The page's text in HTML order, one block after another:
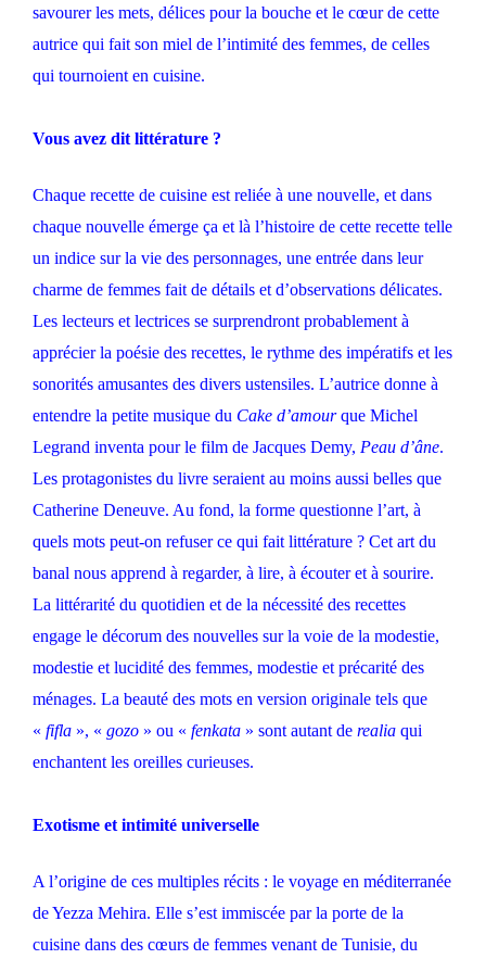
savourer les mets, délices pour la bouche et le cœur de cette
autrice qui fait son miel de l’intimité des femmes, de celles
qui tournoient en cuisine.
Vous avez dit littérature ?
Chaque recette de cuisine est reliée à une nouvelle, et dans
chaque nouvelle émerge ça et là l’histoire de cette recette telle
un indice sur la vie des personnages, une entrée dans leur
charme de femmes fait de détails et d’observations délicates.
Les lecteurs et lectrices se surprendront probablement à
apprécier la poésie des recettes, le rythme des impératifs et les
sonorités amusantes des divers ustensiles. L’autrice donne à
entendre la petite musique du Cake d’amourque Michel
Legrand inventa pour le film de Jacques Demy, Peau d’âne.
Les protagonistes du livre seraient au moins aussi belles que
Catherine Deneuve. Au fond, la forme questionne l’art, à
quels mots peut-on refuser ce qui fait littérature ? Cet art du
banal nous apprend à regarder, à lire, à écouter et à sourire.
La littérarité du quotidien et de la nécessité des recettes
engage le décorum des nouvelles sur la voie de la modestie,
modestie et lucidité des femmes, modestie et précarité des
ménages. La beauté des mots en version originale tels que
« fifla », « gozo » ou « fenkata » sont autant de realia qui
enchantent les oreilles curieuses.
Exotisme et intimité universelle
A l’origine de ces multiples récits : le voyage en méditerranée
de Yezza Mehira. Elle s’est immiscée par la porte de la
cuisine dans des cœurs de femmes venant de Tunisie, du